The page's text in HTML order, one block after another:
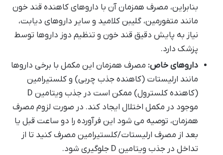
بنابراین، مصرف همزمان آن با داروهای کاهنده قند خون
مانند متفورمین، گلیبن کلامید و سایر داروهای دیابت،
نیاز به پایش دقیق قند خون و تنظیم دوز داروها توسط
پزشک دارد.
داروهای خاص: مصرف همزمان این مکمل با برخی داروها
مانند ارلیستات (کاهنده جذب چربی) و کلستیرامین
(کاهنده کلسترول) ممکن است در جذب ویتامین D
موجود در مکمل اختلال ایجاد کند. در صورت لزوم مصرف
همزمان، توصیه می شود این فرآورده را دو ساعت قبل یا
بعد از مصرف ارلیستات/کلستیرامین مصرف کنید تا از
تداخل در جذب ویتامین D جلوگیری شود.